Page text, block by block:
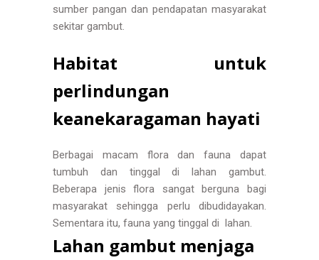
sumber pangan dan pendapatan masyarakat
sekitar gambut.
Habitat untuk
perlindungan
keanekaragaman hayati
Berbagai macam flora dan fauna dapat
tumbuh dan tinggal di lahan gambut.
Beberapa jenis flora sangat berguna bagi
masyarakat sehingga perlu dibudidayakan.
Sementara itu, fauna yang tinggal di lahan.
Lahan gambut menjaga